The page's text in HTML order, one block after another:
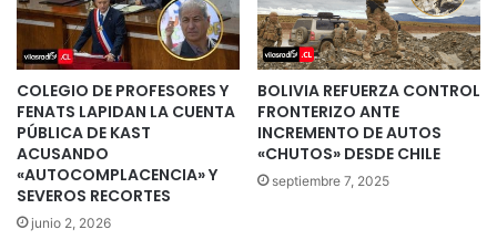
COLEGIO DE PROFESORES Y
FENATS LAPIDAN LA CUENTA
PÚBLICA DE KAST
ACUSANDO
«AUTOCOMPLACENCIA» Y
SEVEROS RECORTES
junio 2, 2026
BOLIVIA REFUERZA CONTROL
FRONTERIZO ANTE
INCREMENTO DE AUTOS
«CHUTOS» DESDE CHILE
septiembre 7, 2025